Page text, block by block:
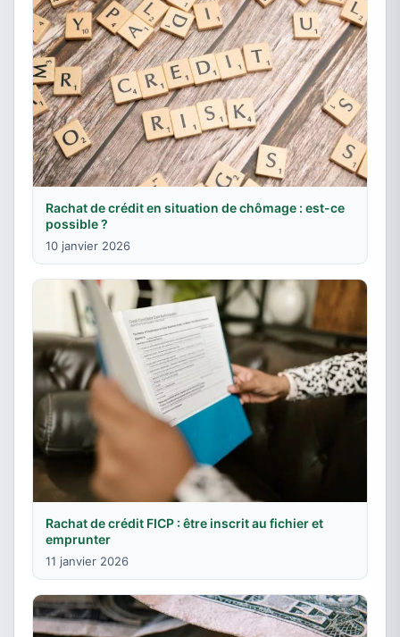
Rachat de crédit en situation de chômage : est-ce
possible ?
10 janvier 2026
Rachat de crédit FICP : être inscrit au fichier et
emprunter
11 janvier 2026